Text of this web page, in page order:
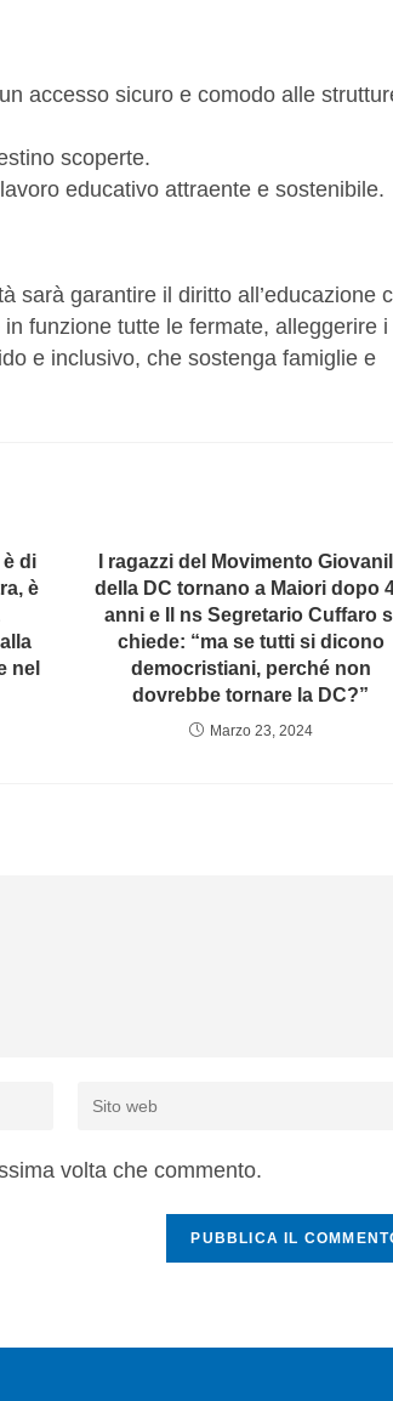
accesso sicuro e comodo alle
scoperte.
educativo attraente e sostenibile.
sarà garantire il diritto all’educazione
funzione tutte le fermate, alleggerire i
e inclusivo, che sostenga famiglie e
di
è
nel
I ragazzi del Movimento
della DC tornano a Maiori dopo
anni e Il ns Segretario Cuffaro
chiede: “ma se tutti si dicono
democristiani, perché non
dovrebbe tornare la DC?”
Marzo 23, 2024
volta che commento.